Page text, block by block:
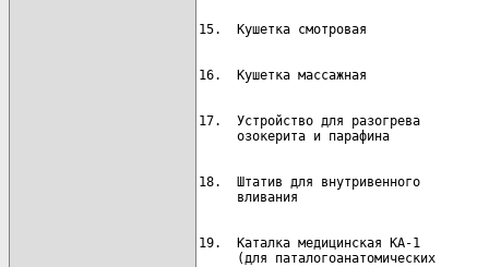
17.  Устройство для разогрева
18.  Штатив для внутривенного
19.  Каталка медицинская КА-
     (для паталогоанатомических